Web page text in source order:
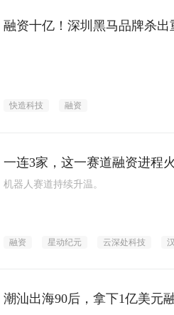
融资十亿！深圳黑马品牌杀出
快造科技 融资
一连3家，这一赛道融资进程
机器人赛道持续升温。
融资 星动纪元 云深处科技
潮汕出海90后，拿下1亿美元